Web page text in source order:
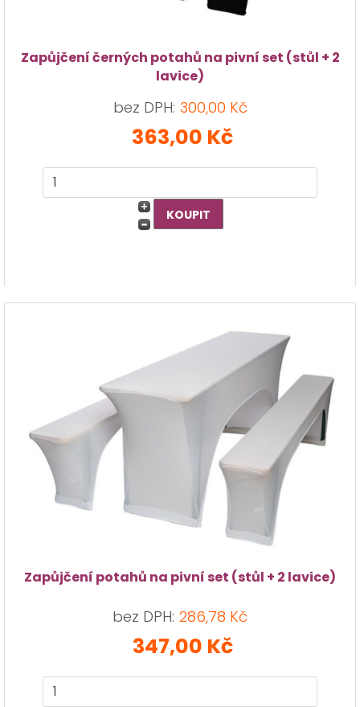
Zapůjčení černých potahů na pivní set (stůl + 2
lavice)
bez DPH: 300,00 Kč
363,00 Kč
Zapůjčení potahů na pivní set (stůl + 2 lavice)
bez DPH: 286,78 Kč
347,00 Kč